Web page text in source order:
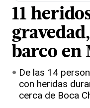
11
barco en
De las 14
con heridas
cerca de Boca